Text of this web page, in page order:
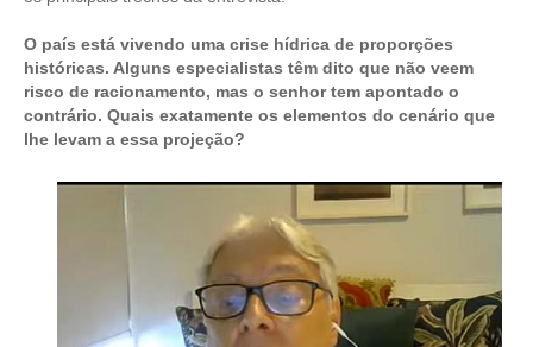
AUTÔNOMOS E SERVIÇOS
NEWSLETTER
GUIA DAS ENGENHARIAS
ENGENHEIRO EMPREENDEDOR
SEESP EDUCAÇÃO
O país está vivendo uma crise hídrica de proporções
históricas. Alguns especialistas têm dito que não veem
risco de racionamento, mas o senhor tem apontado o
contrário. Quais exatamente os elementos do cenário que
lhe levam a essa projeção?